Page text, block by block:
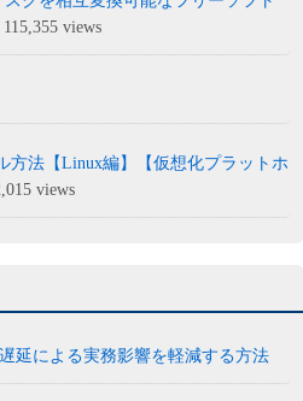
views
方法【Linux編】【仮想化プラットホ
views
延による実務影響を軽減する方法